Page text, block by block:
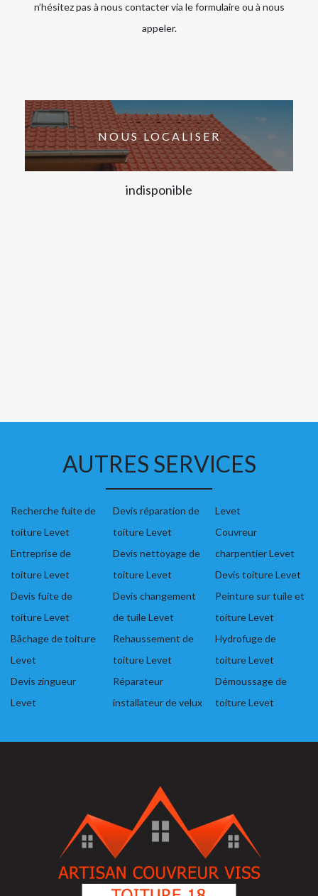
n’hésitez pas à nous contacter via le formulaire ou à nous
appeler.
NOUS LOCALISER
indisponible
AUTRES SERVICES
Recherche fuite de
toiture Levet
Entreprise de
toiture Levet
Devis fuite de
toiture Levet
Bâchage de toiture
Levet
Devis zingueur
Levet
Devis réparation de
toiture Levet
Devis nettoyage de
toiture Levet
Devis changement
de tuile Levet
Rehaussement de
toiture Levet
Réparateur
installateur de velux
Levet
Couvreur
charpentier Levet
Devis toiture Levet
Peinture sur tuile et
toiture Levet
Hydrofuge de
toiture Levet
Démoussage de
toiture Levet